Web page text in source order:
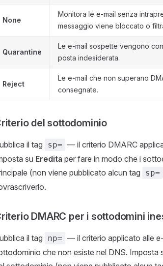
None
Monitora le e-mail senza
messaggio viene bloccato o
Quarantine
Le e-mail sospette vengono
posta indesiderata.
Reject
Le e-mail che non superano
consegnate.
del sottodominio
il tag sp= — il criterio DMARC
su Eredita per fare in modo che i
(non viene pubblicato alcun tag
sp=
DMARC per i sottodomini
il tag np= — il criterio applicato alle
che non esiste nel DNS. Imposta